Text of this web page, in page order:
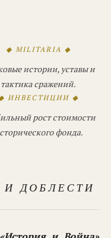
◆ MILITARIA ◆
истории, уставы и
тактика сражений.
ИНВЕСТИЦИИ ◆
рост стоимости
фонда.
ДОБЛЕСТИ